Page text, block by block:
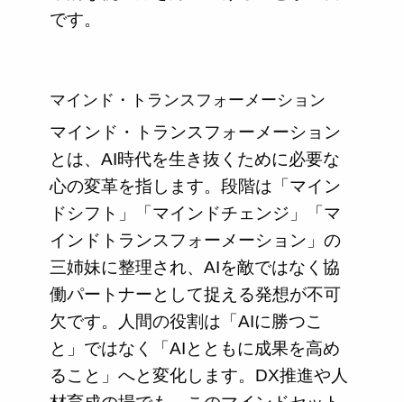
です。
マインド・トランスフォーメーション
マインド・トランスフォーメーション
とは、AI時代を生き抜くために必要な
心の変革を指します。段階は「マイン
ドシフト」「マインドチェンジ」「マ
インドトランスフォーメーション」の
三姉妹に整理され、AIを敵ではなく協
働パートナーとして捉える発想が不可
欠です。人間の役割は「AIに勝つこ
と」ではなく「AIとともに成果を高め
ること」へと変化します。DX推進や人